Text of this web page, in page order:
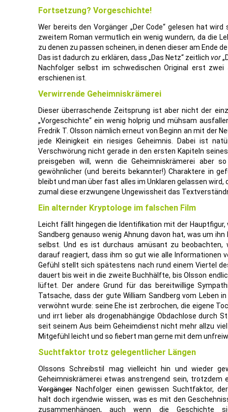
Fortsetzung? Vorgeschichte!
Wer bereits den Vorgänger „Der Code“ gelesen hat
zweitem Roman vermutlich ein wenig wundern, da die
zu denen zu passen scheinen, in denen dieser am Ende
Das ist dadurch zu erklären, dass „Das Netz“ zeitlichvor
Nachfolger selbst im schwedischen Original erst
erschienen ist.
Verwirrende Geheimniskrämerei
Dieser überraschende Zeitsprung ist aber nicht der
„Vorgeschichte“ ein wenig holprig und mühsam
Fredrik T. Olsson nämlich erneut von Beginn an mit der
jede Kleinigkeit ein riesiges Geheimnis. Dabei ist
Verschwörung nicht gerade in den ersten Kapiteln
preisgeben will, wenn die Geheimniskrämerei aber
gewöhnlicher (und bereits bekannter!) Charaktere in
bleibt und man über fast alles im Unklaren gelassen wird,
zumal diese erzwungene Ungewissheit das
Ein alternder Kryptologe im falschen Film
Leicht fällt hingegen die Identifikation mit der
Sandberg genauso wenig Ahnung davon hat, was um
selbst. Und es ist durchaus amüsant zu beobachten,
darauf reagiert, dass ihm so gut wie alle Informationen
Gefühl stellt sich spätestens nach rund einem Viertel
dauert bis weit in die zweite Buchhälfte, bis Olsson
lüftet. Der andere Grund für das bereitwillige
Tatsache, dass der gute William Sandberg vom Leben
verwöhnt wurde: seine Ehe ist zerbrochen, die eigene
und irrt lieber als drogenabhängige Obdachlose durch
seit seinem Aus beim Geheimdienst nicht mehr allzu
Mitgefühl leicht und so fiebert man gerne mit dem
Suchtfaktor trotz gelegentlicher Längen
Olssons Schreibstil mag vielleicht hin und wieder
Geheimniskrämerei etwas anstrengend sein, trotzdem
Vorgänger Nachfolger einen gewissen Suchtfaktor,
halt doch irgendwie wissen, was es mit den
zusammenhängen, auch wenn die Geschichte